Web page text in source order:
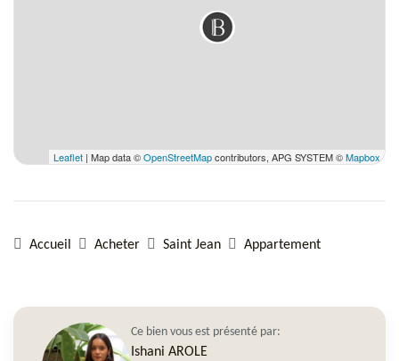
Leaflet | Map data ©OpenStreetMapcontributors, APG SYSTEM ©Mapbox
Accueil Acheter Saint Jean Appartement
Ce bien vous est présenté par:
Ishani AROLE